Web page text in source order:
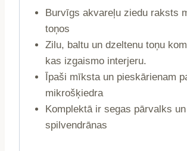
2*70x80
cm
728617
daudzums
Burvīgs akvareļu ziedu raksts
toņos
Zilu, baltu un dzeltenu toņu
kas izgaismo interjeru.
Īpaši mīksta un pieskārienam
mikrošķiedra
Komplektā ir segas pārvalks
spilvendrānas